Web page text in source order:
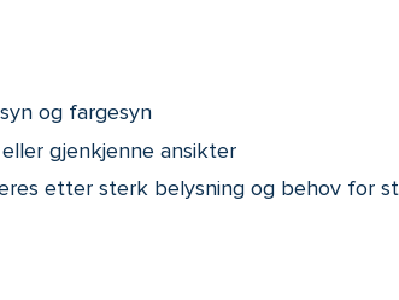
og fargesyn
gjenkjenne ansikter
etter sterk belysning og behov for